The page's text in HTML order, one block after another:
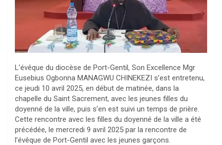
L’évêque du diocèse de Port-Gentil, Son Excellence Mgr
Eusebius Ogbonna MANAGWU CHINEKEZI s’est entretenu,
ce jeudi 10 avril 2025, en début de matinée, dans la
chapelle du Saint Sacrement, avec les jeunes filles du
doyenné de la ville, puis s’en est suivi un temps de prière.
Cette rencontre avec les filles du doyenné de la ville a été
précédée, le mercredi 9 avril 2025 par la rencontre de
l’évêque de Port-Gentil avec les jeunes garçons.